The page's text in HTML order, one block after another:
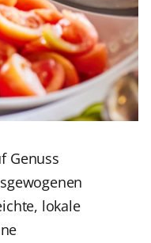
Genuss
lokale